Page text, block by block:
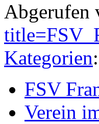
Abgerufen
Kategorien:
FSV
Verein